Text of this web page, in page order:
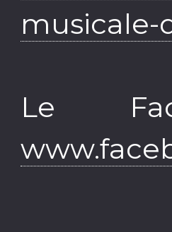
musicale-
Le